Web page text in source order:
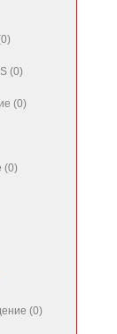
(0)
(0)
(0)
(0)